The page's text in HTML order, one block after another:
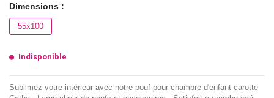
Dimensions :
55x100
Indisponible
Sublimez votre intérieur avec notre pouf pour chambre d'enfant carotte